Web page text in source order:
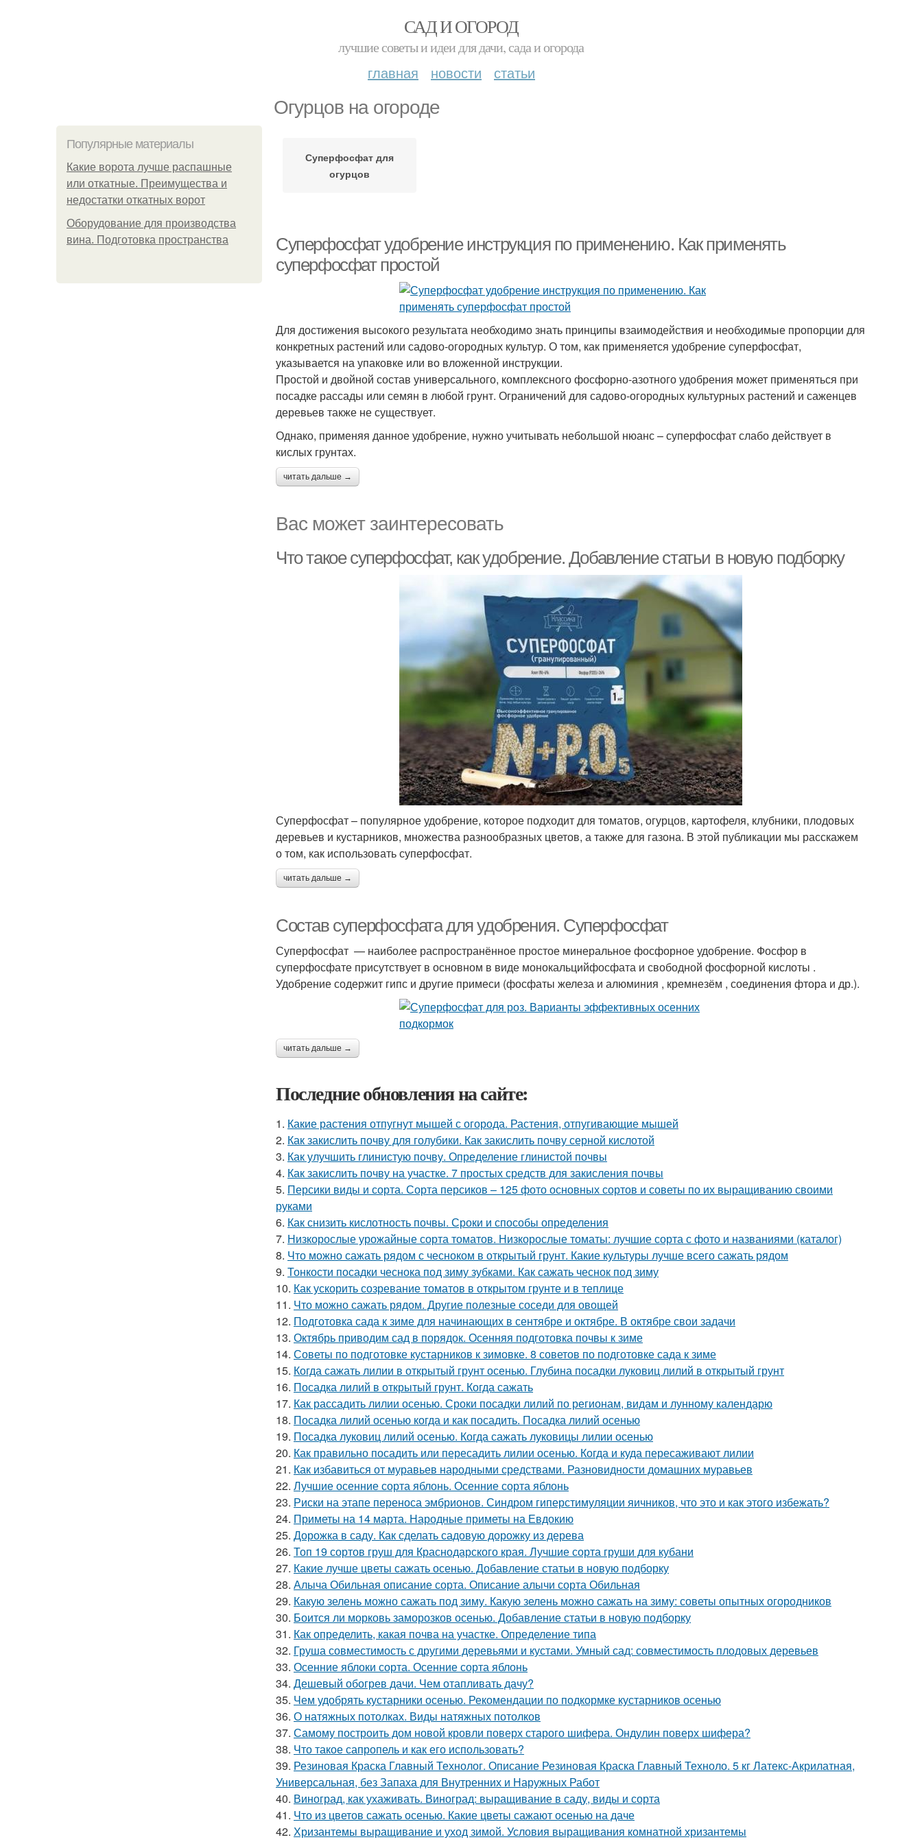
САД И ОГОРОД
лучшие советы и идеи для дачи, сада и огорода
главная новости статьи
Огурцов на огороде
Популярные материалы
Какие ворота лучше распашные
или откатные. Преимущества и
недостатки откатных ворот
Оборудование для производства
вина. Подготовка пространства
Суперфосфат для
огурцов
Суперфосфат удобрение инструкция по применению. Как применять
суперфосфат простой
Для достижения высокого результата необходимо знать принципы взаимодействия и необходимые пропорции для
конкретных растений или садово-огородных культур. О том, как применяется удобрение суперфосфат,
указывается на упаковке или во вложенной инструкции.
Простой и двойной состав универсального, комплексного фосфорно-азотного удобрения может применяться при
посадке рассады или семян в любой грунт. Ограничений для садово-огородных культурных растений и саженцев
деревьев также не существует.
Однако, применяя данное удобрение, нужно учитывать небольшой нюанс – суперфосфат слабо действует в
кислых грунтах.
читать дальше →
Вас может заинтересовать
Что такое суперфосфат, как удобрение. Добавление статьи в новую подборку
Суперфосфат – популярное удобрение, которое подходит для томатов, огурцов, картофеля, клубники, плодовых
деревьев и кустарников, множества разнообразных цветов, а также для газона. В этой публикации мы расскажем
о том, как использовать суперфосфат.
читать дальше →
Состав суперфосфата для удобрения. Суперфосфат
Суперфосфат — наиболее распространённое простое минеральное фосфорное удобрение. Фосфор в
суперфосфате присутствует в основном в виде монокальцийфосфата и свободной фосфорной кислоты .
Удобрение содержит гипс и другие примеси (фосфаты железа и алюминия , кремнезём , соединения фтора и др.).
читать дальше →
Последние обновления на сайте:
1. Какие растения отпугнут мышей с огорода. Растения, отпугивающие мышей
2. Как закислить почву для голубики. Как закислить почву серной кислотой
3. Как улучшить глинистую почву. Определение глинистой почвы
4. Как закислить почву на участке. 7 простых средств для закисления почвы
5. Персики виды и сорта. Сорта персиков – 125 фото основных сортов и советы по их выращиванию своими
руками
6. Как снизить кислотность почвы. Сроки и способы определения
7. Низкорослые урожайные сорта томатов. Низкорослые томаты: лучшие сорта с фото и названиями (каталог)
8. Что можно сажать рядом с чесноком в открытый грунт. Какие культуры лучше всего сажать рядом
9. Тонкости посадки чеснока под зиму зубками. Как сажать чеснок под зиму
10. Как ускорить созревание томатов в открытом грунте и в теплице
11. Что можно сажать рядом. Другие полезные соседи для овощей
12. Подготовка сада к зиме для начинающих в сентябре и октябре. В октябре свои задачи
13. Октябрь приводим сад в порядок. Осенняя подготовка почвы к зиме
14. Советы по подготовке кустарников к зимовке. 8 советов по подготовке сада к зиме
15. Когда сажать лилии в открытый грунт осенью. Глубина посадки луковиц лилий в открытый грунт
16. Посадка лилий в открытый грунт. Когда сажать
17. Как рассадить лилии осенью. Сроки посадки лилий по регионам, видам и лунному календарю
18. Посадка лилий осенью когда и как посадить. Посадка лилий осенью
19. Посадка луковиц лилий осенью. Когда сажать луковицы лилии осенью
20. Как правильно посадить или пересадить лилии осенью. Когда и куда пересаживают лилии
21. Как избавиться от муравьев народными средствами. Разновидности домашних муравьев
22. Лучшие осенние сорта яблонь. Осенние сорта яблонь
23. Риски на этапе переноса эмбрионов. Синдром гиперстимуляции яичников, что это и как этого избежать?
24. Приметы на 14 марта. Народные приметы на Евдокию
25. Дорожка в саду. Как сделать садовую дорожку из дерева
26. Топ 19 сортов груш для Краснодарского края. Лучшие сорта груши для кубани
27. Какие лучше цветы сажать осенью. Добавление статьи в новую подборку
28. Алыча Обильная описание сорта. Описание алычи сорта Обильная
29. Какую зелень можно сажать под зиму. Какую зелень можно сажать на зиму: советы опытных огородников
30. Боится ли морковь заморозков осенью. Добавление статьи в новую подборку
31. Как определить, какая почва на участке. Определение типа
32. Груша совместимость с другими деревьями и кустами. Умный сад: совместимость плодовых деревьев
33. Осенние яблоки сорта. Осенние сорта яблонь
34. Дешевый обогрев дачи. Чем отапливать дачу?
35. Чем удобрять кустарники осенью. Рекомендации по подкормке кустарников осенью
36. О натяжных потолках. Виды натяжных потолков
37. Самому построить дом новой кровли поверх старого шифера. Ондулин поверх шифера?
38. Что такое сапропель и как его использовать?
39. Резиновая Краска Главный Технолог. Описание Резиновая Краска Главный Техноло. 5 кг Латекс-Акрилатная,
Универсальная, без Запаха для Внутренних и Наружных Работ
40. Виноград, как ухаживать. Виноград: выращивание в саду, виды и сорта
41. Что из цветов сажать осенью. Какие цветы сажают осенью на даче
42. Хризантемы выращивание и уход зимой. Условия выращивания комнатной хризантемы